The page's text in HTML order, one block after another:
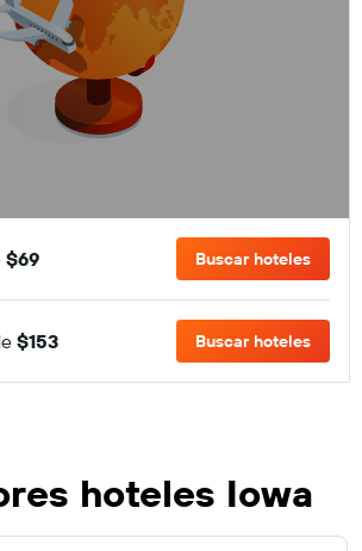
$69 Buscar hoteles
$153 Buscar hoteles
hoteles Iowa